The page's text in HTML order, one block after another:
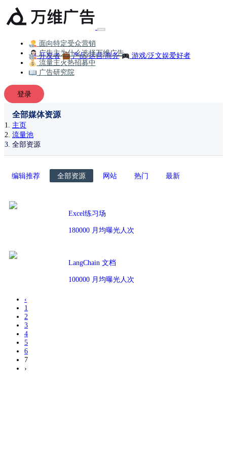
面向特定受众营销
开发者
产品/运营/商务 游戏/泛文娱爱好者
广告主为什么选择万维广告
流量主火热招募中
广告研究院
登录
全部媒体资源
主页
流量池
全部资源
编辑推荐 全部资源 网站 热门 最新
Excel练习场
180000 月均曝光人次
LangChain 文档
100000 月均曝光人次
‹
1
2
3
4
5
6
7
›